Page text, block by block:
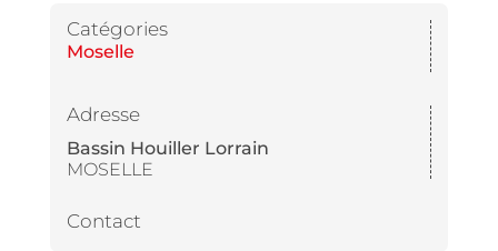
Catégories
Moselle
Adresse
Bassin Houiller Lorrain
MOSELLE
Contact